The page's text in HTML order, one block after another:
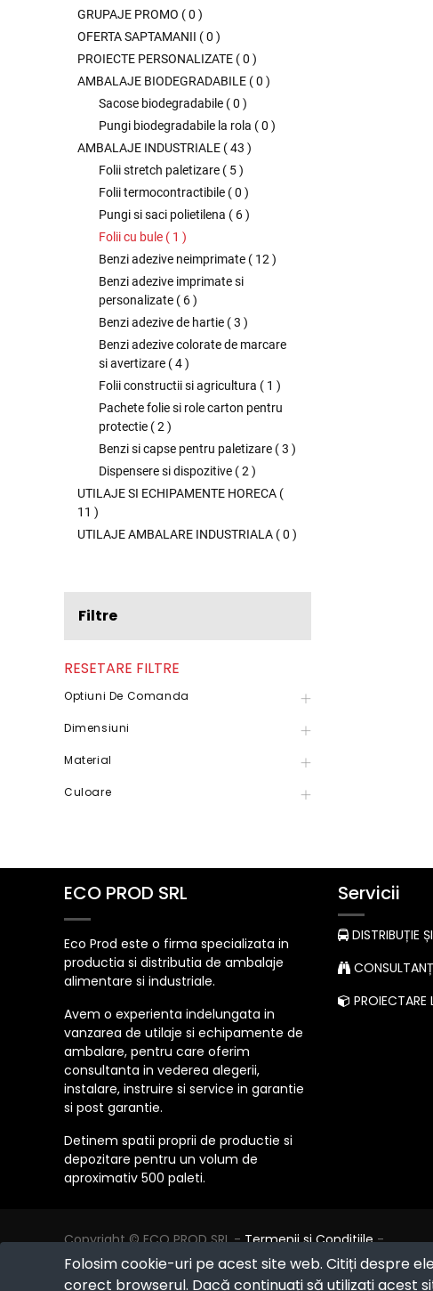
GRUPAJE PROMO (0 )
OFERTA SAPTAMANII (0 )
PROIECTE PERSONALIZATE (0 )
AMBALAJE BIODEGRADABILE (0 )
Sacose biodegradabile (0 )
Pungi biodegradabile la rola (0 )
AMBALAJE INDUSTRIALE (43 )
Folii stretch paletizare ( 5)
Folii termocontractibile (0 )
Pungi si saci polietilena ( 6)
Folii cu bule ( 1 )
Benzi adezive neimprimate ( 12 )
Benzi adezive imprimate si
personalizate ( 6)
Benzi adezive de hartie (3 )
Benzi adezive colorate de marcare
si avertizare (4)
Folii constructii si agricultura ( 1 )
Pachete folie si role carton pentru
protectie (2 )
Benzi si capse pentru paletizare (3 )
Dispensere si dispozitive (2 )
UTILAJE SI ECHIPAMENTE HORECA (
11 )
UTILAJE AMBALARE INDUSTRIALA (0 )
Filtre
RESETARE FILTRE
Optiuni De Comanda
Dimensiuni
Material
Culoare
Folosim cookie-uri pe acest site web. Citiți despre
corect browserul. Dacă continuați să utilizați acest
ECO PROD SRL
Eco Prod este o firma specializata in
productia si distributia de ambalaje
alimentare si industriale.
Avem o experienta indelungata in
vanzarea de utilaje si echipamente de
ambalare, pentru care oferim
consultanta in vederea alegerii,
instalare, instruire si service in garantie
si post garantie.
Detinem spatii proprii de productie si
depozitare pentru un volum de
aproximativ 500 paleti.
Servicii
DISTRIBUȚIE
PROIECTARE
Copyright © ECO PROD SRL -Termenii si Conditiile -
Politica de Confidențialitate -Consultanță juridică -
Politica de retur
Cum cumpăr?